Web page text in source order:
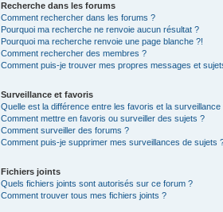
Recherche dans les forums
Comment rechercher dans les forums ?
Pourquoi ma recherche ne renvoie aucun résultat ?
Pourquoi ma recherche renvoie une page blanche ?!
Comment rechercher des membres ?
Comment puis-je trouver mes propres messages et
Surveillance et favoris
Quelle est la différence entre les favoris et la surveillance
Comment mettre en favoris ou surveiller des sujets ?
Comment surveiller des forums ?
Comment puis-je supprimer mes surveillances de sujets
Fichiers joints
Quels fichiers joints sont autorisés sur ce forum ?
Comment trouver tous mes fichiers joints ?